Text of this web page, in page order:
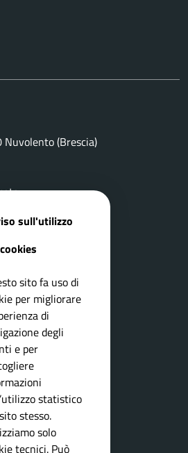
(Brescia)
sull'utilizzo
sito fa uso di
per migliorare
di
degli
e per
statistico
stesso.
solo
tecnici. Può